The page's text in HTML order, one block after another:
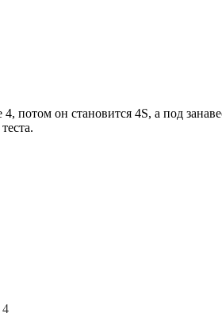
потом он становится 4S, а под
4